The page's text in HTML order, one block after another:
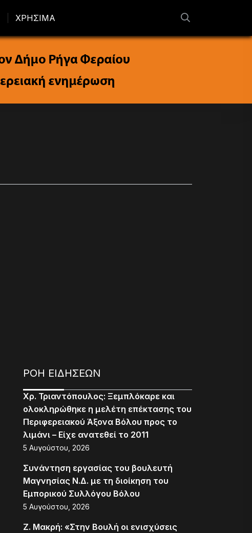
ΧΡΗΣΙΜΑ
ΡΟΗ ΕΙΔΗΣΕΩΝ
Χρ. Τριαντόπουλος: Ξεμπλόκαρε και
ολοκληρώθηκε η μελέτη επέκτασης του
Περιφερειακού Άξονα Βόλου προς το
λιμάνι – Είχε ανατεθεί το 2011
5 Αυγούστου, 2026
Συνάντηση εργασίας του βουλευτή
Μαγνησίας Ν.Δ. με τη διοίκηση του
Εμπορικού Συλλόγου Βόλου
5 Αυγούστου, 2026
Ζ. Μακρή: «Στην Βουλή οι ενισχύσεις